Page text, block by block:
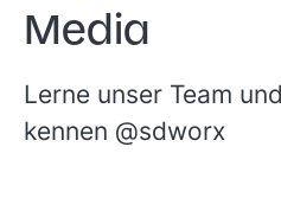
Media
Lerne unser Team
kennen @sdworx